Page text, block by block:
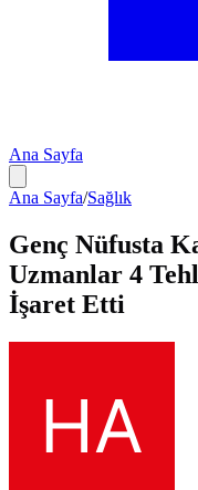
Ana Sayfa
Ana Sayfa/Sağlık
Genç Nüfusta
Uzmanlar 4
İşaret Etti